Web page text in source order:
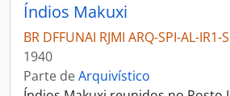
Índios Makuxi
BR DFFUNAI RJMI ARQ-SPI-AL-IR1-
1940
Parte deArquivístico